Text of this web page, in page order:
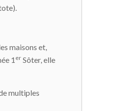
maisons et,
1 er Sôter, elle
multiples